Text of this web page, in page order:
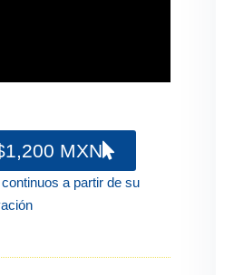
MXN
a partir de su